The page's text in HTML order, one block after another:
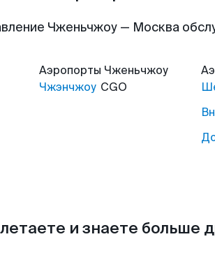
Чженьчжоу — Москва
Аэропорты Чженьчжоу
Чжэнчжоу CGO
и знаете больше